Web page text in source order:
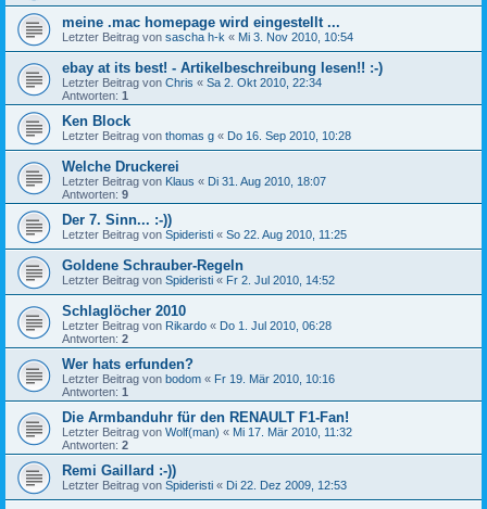
meine .mac homepage wird eingestellt ...
Letzter Beitrag von sascha h-k « Mi 3. Nov 2010, 10:54
ebay at its best! - Artikelbeschreibung lesen!! :-)
Letzter Beitrag von Chris « Sa 2. Okt 2010, 22:34
Antworten: 1
Ken Block
Letzter Beitrag von thomas g « Do 16. Sep 2010, 10:28
Welche Druckerei
Letzter Beitrag von Klaus « Di 31. Aug 2010, 18:07
Antworten: 9
Der 7. Sinn... :-))
Letzter Beitrag von Spideristi « So 22. Aug 2010, 11:25
Goldene Schrauber-Regeln
Letzter Beitrag von Spideristi « Fr 2. Jul 2010, 14:52
Schlaglöcher 2010
Letzter Beitrag von Rikardo « Do 1. Jul 2010, 06:28
Antworten: 2
Wer hats erfunden?
Letzter Beitrag von bodom « Fr 19. Mär 2010, 10:16
Antworten: 1
Die Armbanduhr für den RENAULT F1-Fan!
Letzter Beitrag von Wolf(man) « Mi 17. Mär 2010, 11:32
Antworten: 2
Remi Gaillard :-))
Letzter Beitrag von Spideristi « Di 22. Dez 2009, 12:53